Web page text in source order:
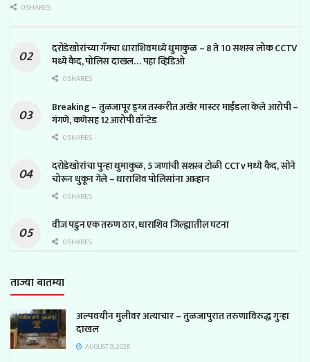
0 SHARES
दरोडेखोरांच्या गँगचा धाराशिवमध्ये धुमाकुळ – 8 ते 10 सशस्त्र लोक CCTV
मध्ये कैद, पोलिस दाखल… पहा व्हिडिओ
0 SHARES
Breaking – तुळजापूर ड्रग्ज तस्करीत अखेर मास्टर माईंडला केले आरोपी –
गंगणे, कणेसह 12 आरोपी वॉन्टेड
0 SHARES
दरोडेखोरांचा पुन्हा धुमाकुळ, 5 जणांची सशस्त्र टोळी CCTv मध्ये कैद, सोने
चोरून थुकून गेले – धाराशिव पोलिसांना आव्हान
0 SHARES
वीज पडुन एक तरुण ठार, धाराशिव जिल्ह्यातील घटना
0 SHARES
ताज्या बातम्या
अल्पवयीन मुलीवर अत्याचार – तुळजापुरात तरुणाविरुद्ध गुन्हा
दाखल
AUGUST 9, 2026